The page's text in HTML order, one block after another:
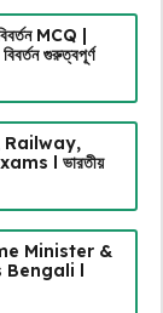
MCQ |
গুরুত্বপূর্ণ
Railway,
l ভারতীয়
Minister &
Bengali l